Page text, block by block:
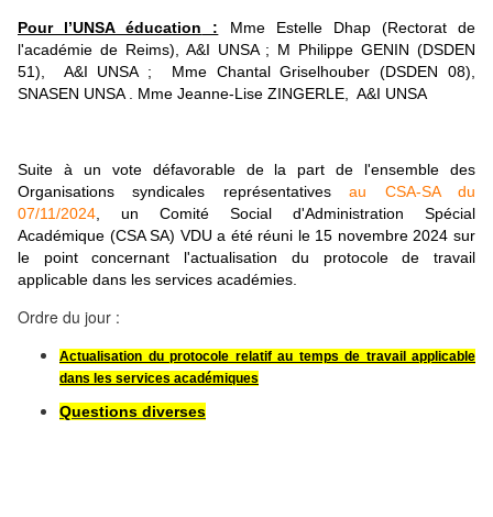
Pour l’UNSA éducation : Mme Estelle Dhap (Rectorat de
l'académie de Reims), A&I UNSA ; M Philippe GENIN (DSDEN
51), A&I UNSA ; Mme Chantal Griselhouber (DSDEN 08),
SNASEN UNSA . Mme Jeanne-Lise ZINGERLE, A&I UNSA
Suite à un vote défavorable de la part de l'ensemble des
Organisations syndicales représentativesau CSA-SA du
07/11/2024 , un Comité Social d'Administration Spécial
Académique (CSA SA) VDU a été réuni le 15 novembre 2024 sur
le point concernant l'actualisation du protocole de travail
applicable dans les services académies.
Ordre du jour :
Actualisation du protocole relatif au temps de travail applicable
dans les services académiques
Questions diverses